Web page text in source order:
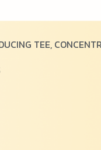
TEE,